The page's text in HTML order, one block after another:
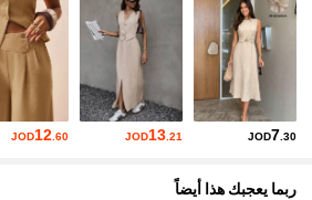
JOD7.30
JOD13.21
JOD12 .60
ربما يعجبك هذا أيضاً